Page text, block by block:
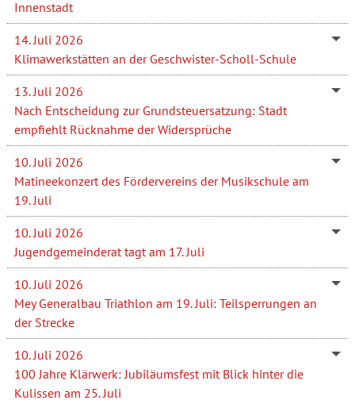
Innenstadt
14. Juli 2026
Klimawerkstätten an der Geschwister-Scholl-Schule
13. Juli 2026
Nach Entscheidung zur Grundsteuersatzung: Stadt
empfiehlt Rücknahme der Widersprüche
10. Juli 2026
Matineekonzert des Fördervereins der Musikschule am
19. Juli
10. Juli 2026
Jugendgemeinderat tagt am 17. Juli
10. Juli 2026
Mey Generalbau Triathlon am 19. Juli: Teilsperrungen an
der Strecke
10. Juli 2026
100 Jahre Klärwerk: Jubiläumsfest mit Blick hinter die
Kulissen am 25. Juli